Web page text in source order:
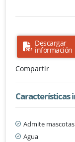
Descargar
información
Compartir
Características
Admite mascotas
Agua